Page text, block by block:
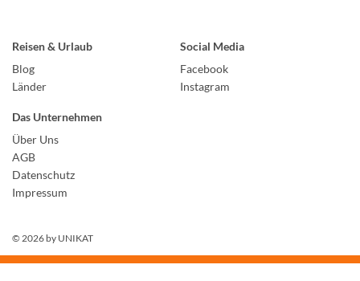
Reisen & Urlaub
Blog
Länder
Social Media
Facebook
Instagram
Das Unternehmen
Über Uns
AGB
Datenschutz
Impressum
© 2026 by UNIKAT